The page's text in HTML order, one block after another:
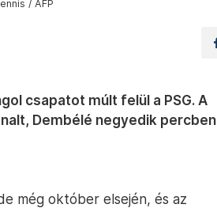
/ AFP
csapatot múlt felül a PSG. A
Dembélé negyedik percben
még október elsején, és az